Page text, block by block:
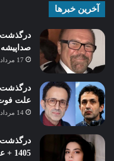
آخرین خبرها
درگذشت
17 مرداد 1405
درگذشت
علت
14 مرداد 1405
1405 + علت فوت